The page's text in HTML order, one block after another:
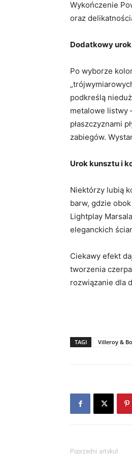
Wykończenie
oraz
Dodatkowy
Po wyborze
podkreślą
metalowe listwy
płaszczyznami
zabiegów.
Urok kunsztu i
Niektórzy lubią
barw, gdzie
Lightplay
eleganckich
Ciekawy efekt
tworzenia
rozwiązanie dla
TAGI Villeroy &
Poprzedni artykuł